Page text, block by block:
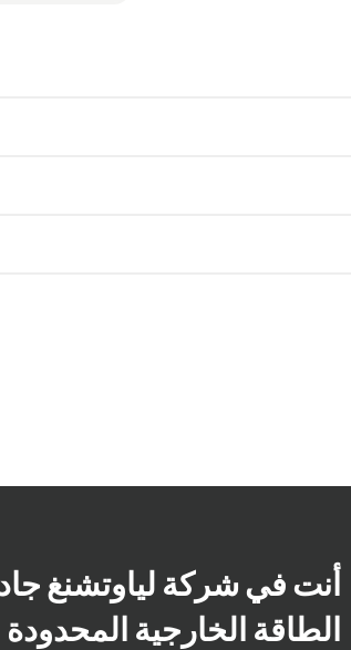
أنت في شركة لياوتشنغ
الطاقة الخارجية المحدودة